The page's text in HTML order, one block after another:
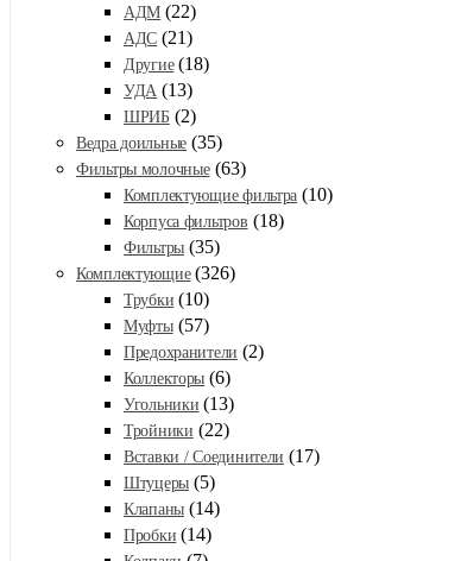
АДМ (22)
АДС (21)
Другие (18)
УДА (13)
ШРИБ (2)
Ведра доильные (35)
Фильтры молочные (63)
Комплектующие фильтра (10)
Корпуса фильтров (18)
Фильтры (35)
Комплектующие (326)
Трубки (10)
Муфты (57)
Предохранители (2)
Коллекторы (6)
Угольники (13)
Тройники (22)
Вставки / Соединители (17)
Штуцеры (5)
Клапаны (14)
Пробки (14)